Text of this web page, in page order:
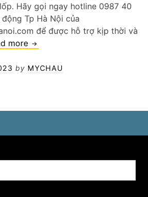
Hãy gọi ngay hotline 0987 40
Tp Hà Nội của
để được hỗ trợ kịp thời và
more Hotline
40
Nội
by MYCHAU